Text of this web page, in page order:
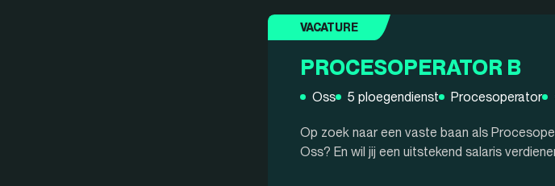
VACATURE
PROCESOPERATOR B
Oss 5 ploegendienst Procesoperator
Op zoek naar een vaste baan als
Oss? En wil jij een uitstekend salaris